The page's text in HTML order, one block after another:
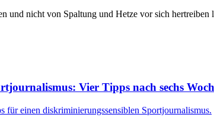
und nicht von Spaltung und Hetze vor sich hertreiben
Vier Tipps nach sechs
für einen diskriminierungssensiblen Sportjournalismus.